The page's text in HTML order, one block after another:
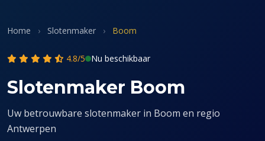
Home › Slotenmaker › Boom
4.8/5 Nu beschikbaar
Slotenmaker Boom
Uw betrouwbare slotenmaker in Boom en regio
Antwerpen